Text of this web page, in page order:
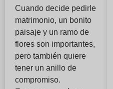
Cuando decide pedirle
matrimonio, un bonito
paisaje y un ramo de
flores son importantes,
pero también quiere
tener un anillo de
compromiso.